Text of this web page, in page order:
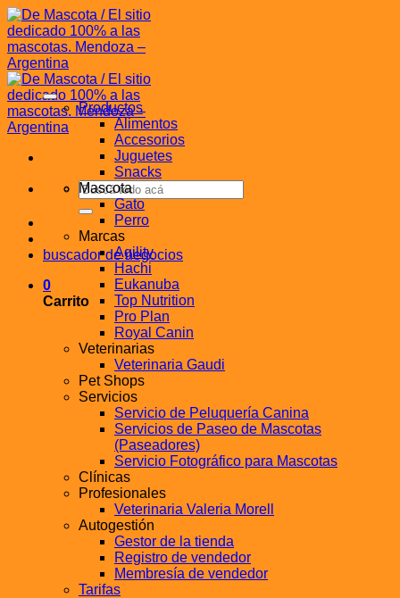
Saltar
al
contenido
Buscar
por:
buscador de negocios
0
Carrito
Productos
Alimentos
Accesorios
Juguetes
Snacks
Mascota
Gato
Perro
Marcas
Agility
Hachi
Eukanuba
Top Nutrition
Pro Plan
Royal Canin
Veterinarias
Veterinaria Gaudi
Pet Shops
Servicios
Servicio de Peluquería Canina
Servicios de Paseo de Mascotas
(Paseadores)
Servicio Fotográfico para Mascotas
Clínicas
Profesionales
Veterinaria Valeria Morell
Autogestión
Gestor de la tienda
Registro de vendedor
Membresía de vendedor
Tarifas